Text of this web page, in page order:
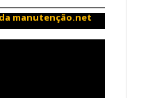
manutenção.net